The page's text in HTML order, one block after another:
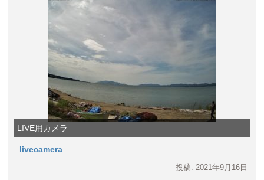
LIVE用カメラ
livecamera
投稿: 2021年9月16日